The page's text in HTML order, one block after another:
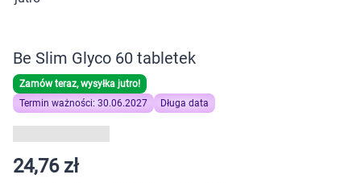
Zdrowie
Kobieta w ciąży i mama
Dziecko
Be Slim Glyco 60 tabletek
Zamów teraz, wysyłka jutro!
Termin ważności: 30.06.2027
Długa data
24,76 zł